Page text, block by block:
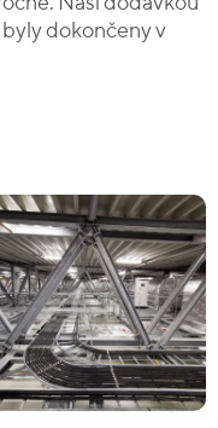
dokončeny v